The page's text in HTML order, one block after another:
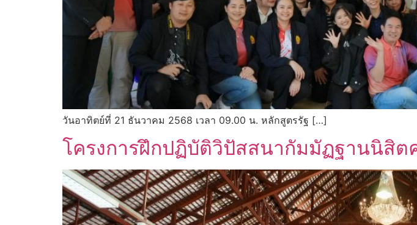
วันอาทิตย์ที่ 21 ธันวาคม 2568 เวลา 09.00 น. หลักสูตรรัฐ […]
โครงการฝึกปฏิบัติวิปัสสนากัมมัฏฐานนิสิต